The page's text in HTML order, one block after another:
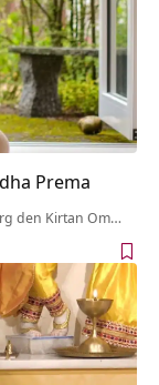
Prema
den Kirtan Om…